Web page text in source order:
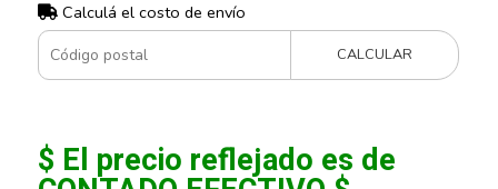
Calculá el costo de envío
CALCULAR
$ El precio reflejado es de